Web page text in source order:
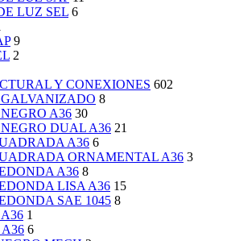
LUZ SEL 6
9
2
Y CONEXIONES 602
8
A36 30
DUAL A36 21
A36 6
ORNAMENTAL A36 3
A36 8
LISA A36 15
SAE 1045 8
1
6